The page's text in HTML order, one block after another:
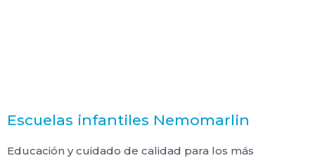
Escuelas infantiles Nemomarlin
Educación y cuidado de calidad para los más